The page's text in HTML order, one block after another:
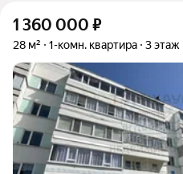
1 360 000 ₽
28 м² 1-комн. квартира 3 этаж